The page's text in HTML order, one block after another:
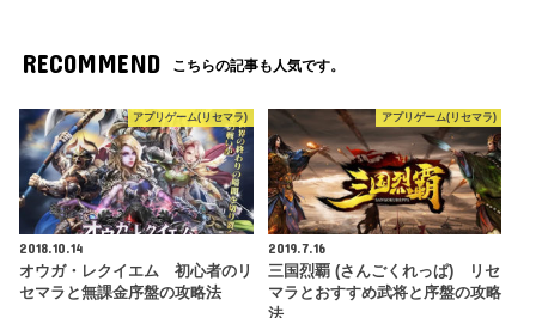
RECOMMEND こちらの記事も人気です。
アプリゲーム(リセマラ)
2018.10.14
オウガ・レクイエム 初心者のリ
セマラと無課金序盤の攻略法
アプリゲーム(リセマラ)
2019.7.16
三国烈覇 (さんごくれっぱ) リセ
マラとおすすめ武将と序盤の攻略